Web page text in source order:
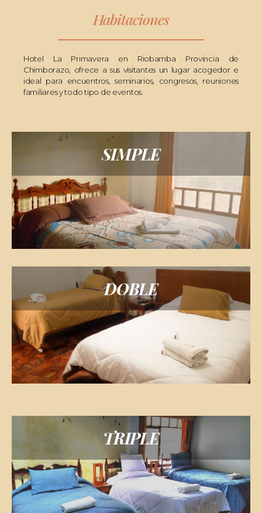
Habitaciones
Hotel La Primavera en Riobamba Provincia de
Chimborazo, ofrece a sus visitantes un lugar acogedor e
ideal para encuentros, seminarios, congresos, reuniones
familiares y todo tipo de eventos.
SIMPLE
DOBLE
TRIPLE